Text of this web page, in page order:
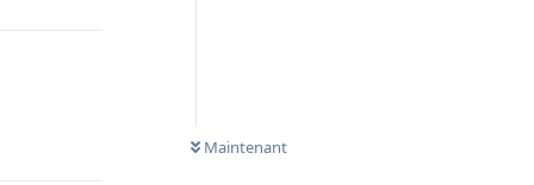
Maintenant